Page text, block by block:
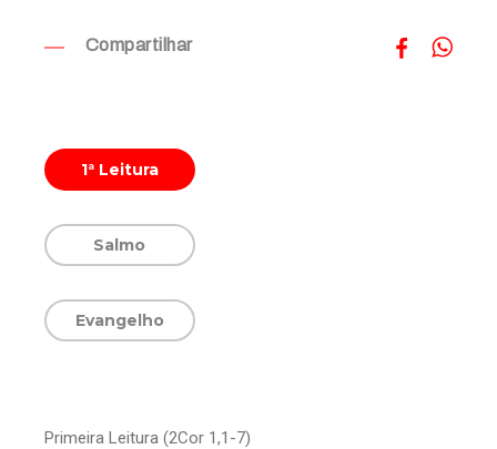
Compartilhar
1ª Leitura
Salmo
Evangelho
Primeira Leitura (2Cor 1,1-7)